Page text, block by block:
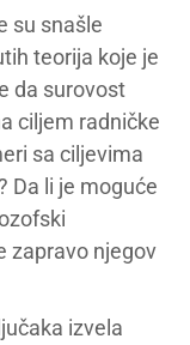
su snašle
teorija koje je
da surovost
ciljem radničke
sa ciljevima
Da li je moguće
zapravo njegov
izvela